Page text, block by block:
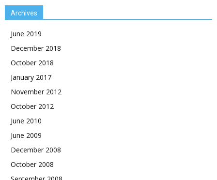
Archives
June 2019
December 2018
October 2018
January 2017
November 2012
October 2012
June 2010
June 2009
December 2008
October 2008